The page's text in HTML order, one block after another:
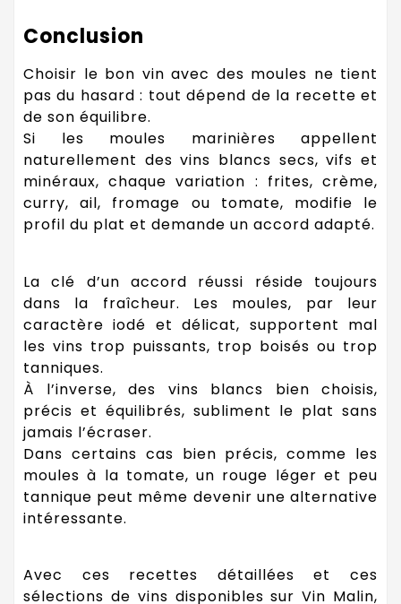
Conclusion
Choisir le bon vin avec des moules ne tient
pas du hasard : tout dépend de la recette et
de son équilibre.
Si les moules marinières appellent
naturellement des vins blancs secs, vifs et
minéraux, chaque variation : frites, crème,
curry, ail, fromage ou tomate, modifie le
profil du plat et demande un accord adapté.
La clé d’un accord réussi réside toujours
dans la fraîcheur. Les moules, par leur
caractère iodé et délicat, supportent mal
les vins trop puissants, trop boisés ou trop
tanniques.
À l’inverse, des vins blancs bien choisis,
précis et équilibrés, subliment le plat sans
jamais l’écraser.
Dans certains cas bien précis, comme les
moules à la tomate, un rouge léger et peu
tannique peut même devenir une alternative
intéressante.
Avec ces recettes détaillées et ces
sélections de vins disponibles sur Vin Malin,